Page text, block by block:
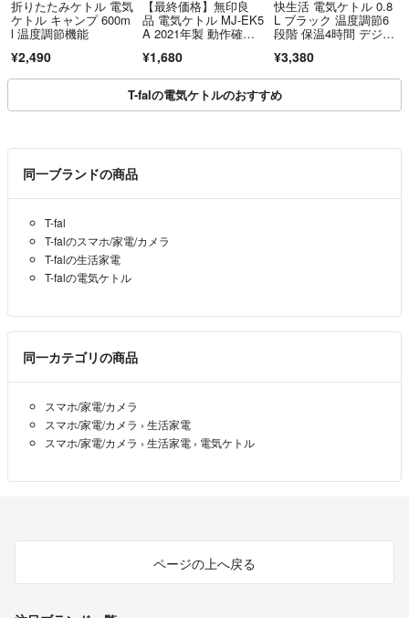
折りたたみケトル 電気
ケトル キャンプ 600m
l 温度調節機能
¥2,490
【最終価格】無印良
品 電気ケトル MJ-EK5
A 2021年製 動作確認
¥1,680
快生活 電気ケトル 0.8
L ブラック 温度調節6
段階 保温4時間 デジタ
¥3,380
T-falの電気ケトルのおすすめ
同一ブランドの商品
T-fal
T-falのスマホ/家電/カメラ
T-falの生活家電
T-falの電気ケトル
同一カテゴリの商品
スマホ/家電/カメラ
スマホ/家電/カメラ › 生活家電
スマホ/家電/カメラ › 生活家電 › 電気ケトル
ページの上へ戻る